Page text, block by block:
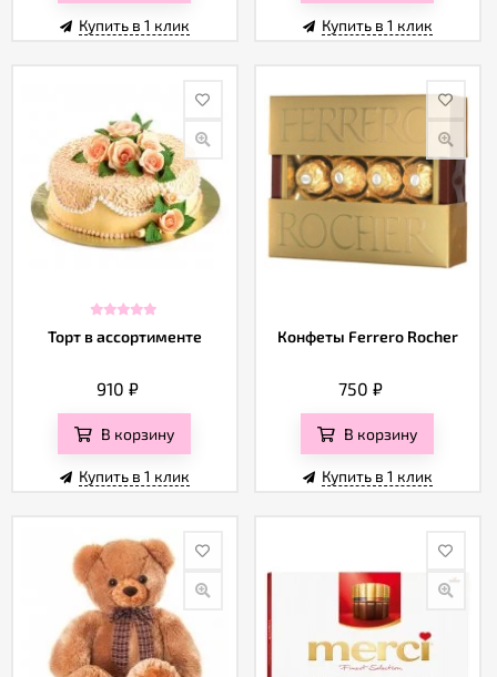
Купить в 1 клик Купить в 1 клик
Торт в ассортименте
910₽
В корзину
Купить в 1 клик
Конфеты Ferrero Rocher
750₽
В корзину
Купить в 1 клик